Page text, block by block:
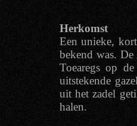
Herkomst
Een unieke,
bekend was.
Toearegs op
uitstekende
uit het zadel
halen.